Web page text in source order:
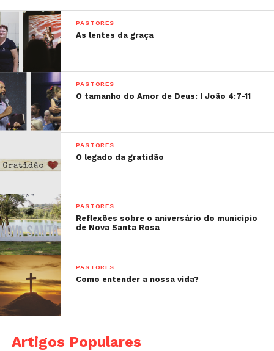
PASTORES
As lentes da graça
PASTORES
O tamanho do Amor de Deus: I João 4:7-11
PASTORES
O legado da gratidão
PASTORES
Reflexões sobre o aniversário do município
de Nova Santa Rosa
PASTORES
Como entender a nossa vida?
Artigos Populares